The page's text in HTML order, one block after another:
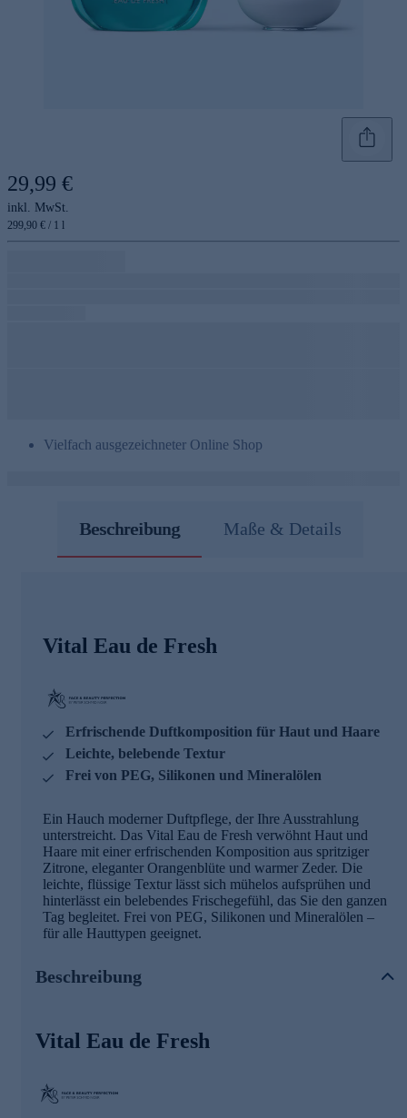
29,99 €
inkl. MwSt.
299,90 € / 1 l
Vielfach ausgezeichneter Online Shop
Beschreibung Maße & Details
Vital Eau de Fresh
Erfrischende Duftkomposition für Haut und Haare
Leichte, belebende Textur
Frei von PEG, Silikonen und Mineralölen
Ein Hauch moderner Duftpflege, der Ihre Ausstrahlung
unterstreicht. Das Vital Eau de Fresh verwöhnt Haut und
Haare mit einer erfrischenden Komposition aus spritziger
Zitrone, eleganter Orangenblüte und warmer Zeder. Die
leichte, flüssige Textur lässt sich mühelos aufsprühen und
hinterlässt ein belebendes Frischegefühl, das Sie den ganzen
Tag begleitet. Frei von PEG, Silikonen und Mineralölen –
für alle Hauttypen geeignet.
Beschreibung
Vital Eau de Fresh